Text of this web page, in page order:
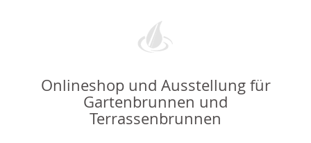
Onlineshop und Ausstellung für
Gartenbrunnen und
Terrassenbrunnen